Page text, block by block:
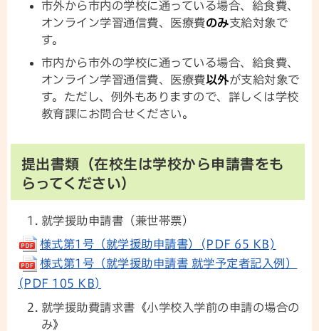
市外から市内の学校に通っている場合、給食費、
オンライン学習通信費、医療費のみ支給対象で
す。
市内から市外の学校に通っている場合、給食費、
オンライン学習通信費、医療費以外が支給対象で
す。ただし、例外もありますので、詳しくは学校
教育課にお問合せください。
提出書類（在校生は学校から申請書をも
らってください）
就学援助申請書（兼世帯票）
様式第1号（就学援助申請書）(PDF 65 KB)
様式第1号（就学援助申請書 就学予定者記入例）
(PDF 105 KB)
就学援助費請求書《小学校入学前の申請の場合の
み》